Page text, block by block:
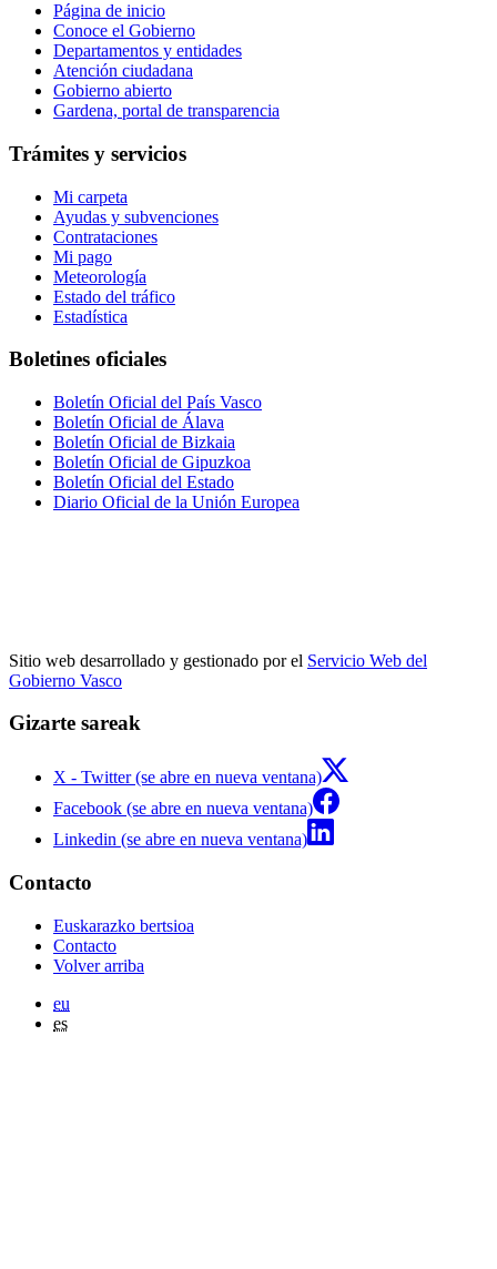
Página de inicio
Conoce el Gobierno
Departamentos y entidades
Atención ciudadana
Gobierno abierto
Gardena, portal de transparencia
Trámites y servicios
Mi carpeta
Ayudas y subvenciones
Contrataciones
Mi pago
Meteorología
Estado del tráfico
Estadística
Boletines oficiales
Boletín Oficial del País Vasco
Boletín Oficial de Álava
Boletín Oficial de Bizkaia
Boletín Oficial de Gipuzkoa
Boletín Oficial del Estado
Diario Oficial de la Unión Europea
Sitio web desarrollado y gestionado por el Servicio Web del
Gobierno Vasco
Gizarte sareak
X - Twitter (se abre en nueva ventana)
Facebook (se abre en nueva ventana)
Linkedin (se abre en nueva ventana)
Contacto
Euskarazko bertsioa
Contacto
Volver arriba
eu
es